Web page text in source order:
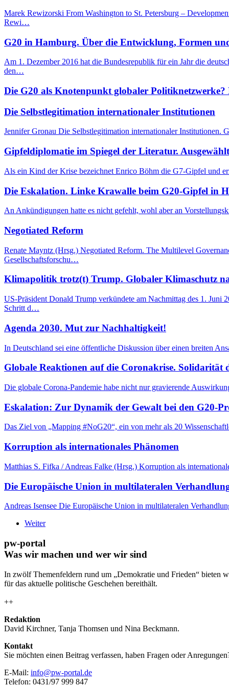
Marek Rewizorski From Washington to St. Petersburg –
Rewi…
G20 in Hamburg. Über die Entwicklung, Formen
Am 1. Dezember 2016 hat die Bundesrepublik für ein Jahr die
den…
Die G20 als Knotenpunkt globaler
Die Selbstlegitimation internationaler Institutionen
Jennifer Gronau Die Selbstlegitimation internationaler
Gipfeldiplomatie im Spiegel der Literatur.
Als ein Kind der Krise bezeichnet Enrico Böhm die G7-Gipfel und
Die Eskalation. Linke Krawalle beim G20-Gipfel in
An Ankündigungen hatte es nicht gefehlt, wohl aber an
Negotiated Reform
Renate Mayntz (Hrsg.) Negotiated Reform. The Multilevel
Gesellschaftsforschu…
Klimapolitik trotz(t) Trump. Globaler Klimaschutz
US-Präsident Donald Trump verkündete am Nachmittag des 1. Juni
Schritt d…
Agenda 2030. Mut zur Nachhaltigkeit!
In Deutschland sei eine öffentliche Diskussion über einen breiten
Globale Reaktionen auf die Coronakrise. Solidarität
Die globale Corona-Pandemie habe nicht nur gravierende
Eskalation: Zur Dynamik der Gewalt bei den G20-
Das Ziel von „Mapping #NoG20“, ein von mehr als 20
Korruption als internationales Phänomen
Matthias S. Fifka / Andreas Falke (Hrsg.) Korruption als
Die Europäische Union in multilateralen
Andreas Isensee Die Europäische Union in multilateralen
Weiter
pw-portal
Was wir machen und wer wir sind
In zwölf Themenfeldern rund um „Demokratie und Frieden“ bieten
für das aktuelle politische Geschehen bereithält.
++
Redaktion
David Kirchner, Tanja Thomsen und Nina Beckmann.
Kontakt
Sie möchten einen Beitrag verfassen, haben Fragen oder
E-Mail: info@pw-portal.de
Telefon: 0431/97 999 847